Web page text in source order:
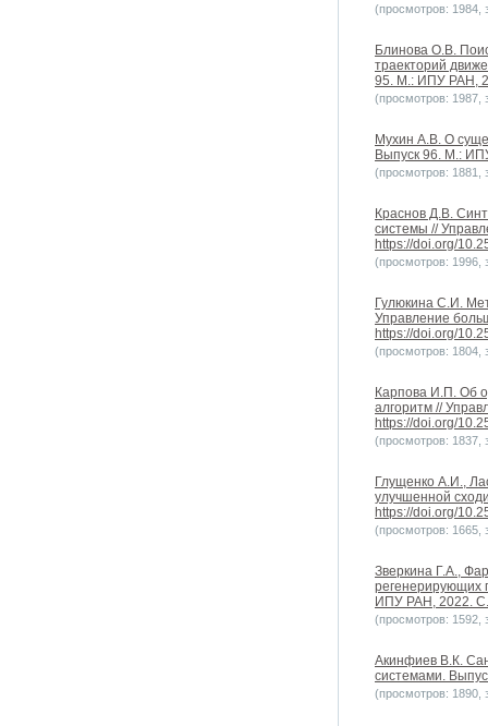
(просмотров: 1984,
Блинова О.В.
траекторий
95. М.: ИПУ РАН,
(просмотров: 1987,
Мухин А.В. О
Выпуск 96. М.:
(просмотров: 1881,
Краснов Д.В.
системы //
https://doi.org/
(просмотров: 1996,
Гулюкина С.И.
Управление
https://doi.org/
(просмотров: 1804,
Карпова И.П. Об
алгоритм //
https://doi.org/
(просмотров: 1837,
Глущенко А.И.,
улучшенной
https://doi.org/
(просмотров: 1665,
Зверкина Г.А.,
регенерирующих
ИПУ РАН, 2022.
(просмотров: 1592,
Акинфиев В.К.
системами.
(просмотров: 1890,